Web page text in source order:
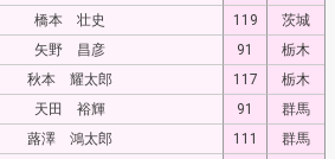
橋本 壮史
119
茨城
矢野 昌彦
91
栃木
秋本 耀太郎
117
栃木
天田 裕輝
91
群馬
蕗澤 鴻太郎
111
群馬